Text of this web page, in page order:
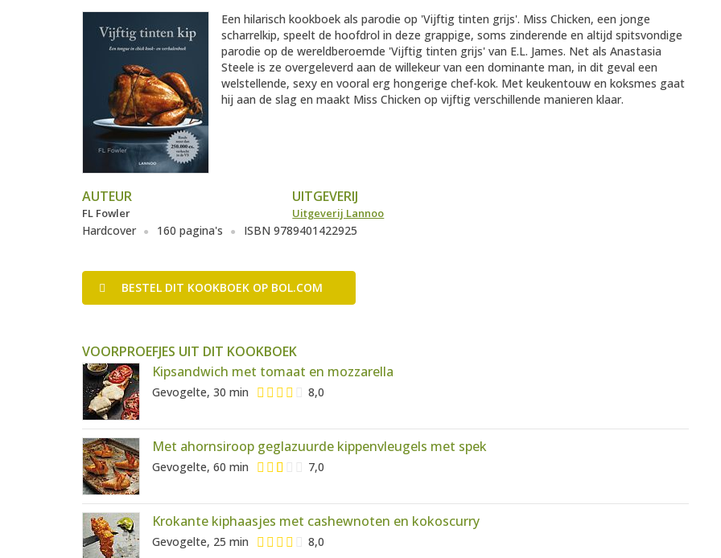
Een hilarisch kookboek als parodie op 'Vijftig tinten grijs'. Miss Chicken, een jonge
scharrelkip, speelt de hoofdrol in deze grappige, soms zinderende en altijd spitsvondige
parodie op de wereldberoemde 'Vijftig tinten grijs' van E.L. James. Net als Anastasia
Steele is ze overgeleverd aan de willekeur van een dominante man, in dit geval een
welstellende, sexy en vooral erg hongerige chef-kok. Met keukentouw en koksmes gaat
hij aan de slag en maakt Miss Chicken op vijftig verschillende manieren klaar.
AUTEUR
FL Fowler
UITGEVERIJ
Uitgeverij Lannoo
Hardcover 160 pagina's ISBN 9789401422925
BESTEL DIT KOOKBOEK OP BOL.COM
VOORPROEFJES UIT DIT KOOKBOEK
Kipsandwich met tomaat en mozzarella
Gevogelte, 30 min 8,0
Met ahornsiroop geglazuurde kippenvleugels met spek
Gevogelte, 60 min 7,0
Krokante kiphaasjes met cashewnoten en kokoscurry
Gevogelte, 25 min 8,0